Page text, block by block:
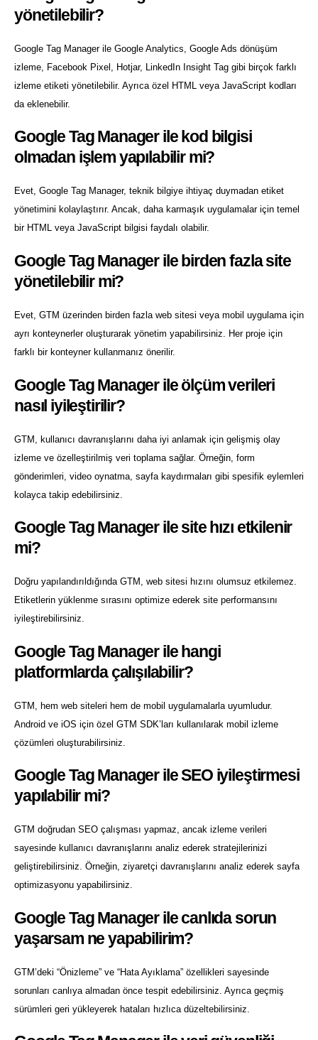
yönetilebilir?
Google Tag Manager ile Google Analytics, Google Ads dönüşüm
izleme, Facebook Pixel, Hotjar, LinkedIn Insight Tag gibi birçok farklı
izleme etiketi yönetilebilir. Ayrıca özel HTML veya JavaScript kodları
da eklenebilir.
Google Tag Manager ile kod bilgisi
olmadan işlem yapılabilir mi?
Evet, Google Tag Manager, teknik bilgiye ihtiyaç duymadan etiket
yönetimini kolaylaştırır. Ancak, daha karmaşık uygulamalar için temel
bir HTML veya JavaScript bilgisi faydalı olabilir.
Google Tag Manager ile birden fazla site
yönetilebilir mi?
Evet, GTM üzerinden birden fazla web sitesi veya mobil uygulama için
ayrı konteynerler oluşturarak yönetim yapabilirsiniz. Her proje için
farklı bir konteyner kullanmanız önerilir.
Google Tag Manager ile ölçüm verileri
nasıl iyileştirilir?
GTM, kullanıcı davranışlarını daha iyi anlamak için gelişmiş olay
izleme ve özelleştirilmiş veri toplama sağlar. Örneğin, form
gönderimleri, video oynatma, sayfa kaydırmaları gibi spesifik eylemleri
kolayca takip edebilirsiniz.
Google Tag Manager ile site hızı etkilenir
mi?
Doğru yapılandırıldığında GTM, web sitesi hızını olumsuz etkilemez.
Etiketlerin yüklenme sırasını optimize ederek site performansını
iyileştirebilirsiniz.
Google Tag Manager ile hangi
platformlarda çalışılabilir?
GTM, hem web siteleri hem de mobil uygulamalarla uyumludur.
Android ve iOS için özel GTM SDK’ları kullanılarak mobil izleme
çözümleri oluşturabilirsiniz.
Google Tag Manager ile SEO iyileştirmesi
yapılabilir mi?
GTM doğrudan SEO çalışması yapmaz, ancak izleme verileri
sayesinde kullanıcı davranışlarını analiz ederek stratejilerinizi
geliştirebilirsiniz. Örneğin, ziyaretçi davranışlarını analiz ederek sayfa
optimizasyonu yapabilirsiniz.
Google Tag Manager ile canlıda sorun
yaşarsam ne yapabilirim?
GTM’deki “Önizleme” ve “Hata Ayıklama” özellikleri sayesinde
sorunları canlıya almadan önce tespit edebilirsiniz. Ayrıca geçmiş
sürümleri geri yükleyerek hataları hızlıca düzeltebilirsiniz.